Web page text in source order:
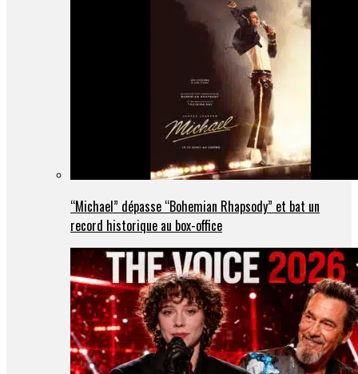
“Michael” dépasse “Bohemian Rhapsody” et bat un
record historique au box-office